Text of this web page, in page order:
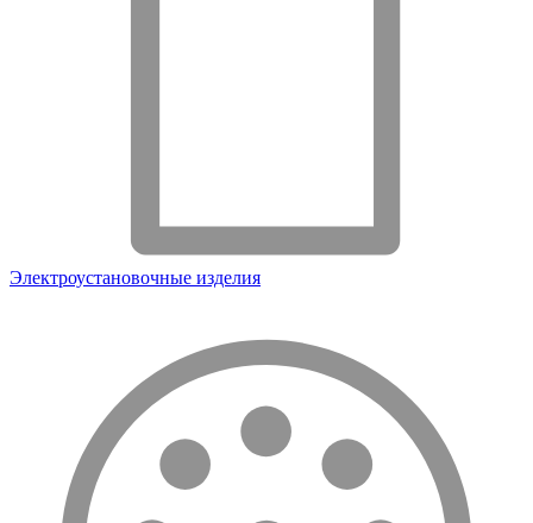
Электроустановочные изделия